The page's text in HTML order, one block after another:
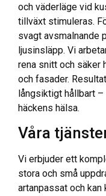
och väderläge vid
tillväxt stimuleras.
svagt avsmalnande
ljusinsläpp. Vi
rena snitt och säker
och fasader.
långsiktigt hållbart
häckens hälsa.
Våra
Vi erbjuder ett
stora och små
artanpassat och